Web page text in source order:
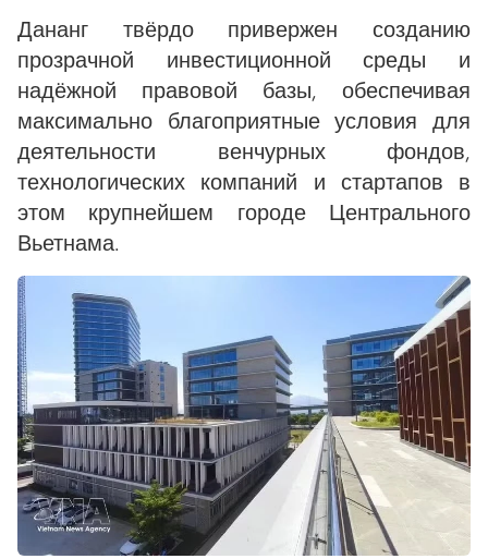
Дананг твёрдо привержен созданию
прозрачной инвестиционной среды и
надёжной правовой базы, обеспечивая
максимально благоприятные условия для
деятельности венчурных фондов,
технологических компаний и стартапов в
этом крупнейшем городе Центрального
Вьетнама.